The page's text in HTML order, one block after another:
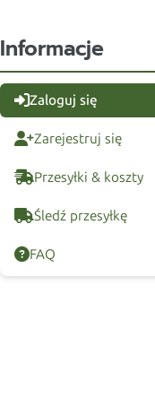
Informacje
Zaloguj się
Zarejestruj się
Przesyłki & koszty
Śledź przesyłkę
FAQ